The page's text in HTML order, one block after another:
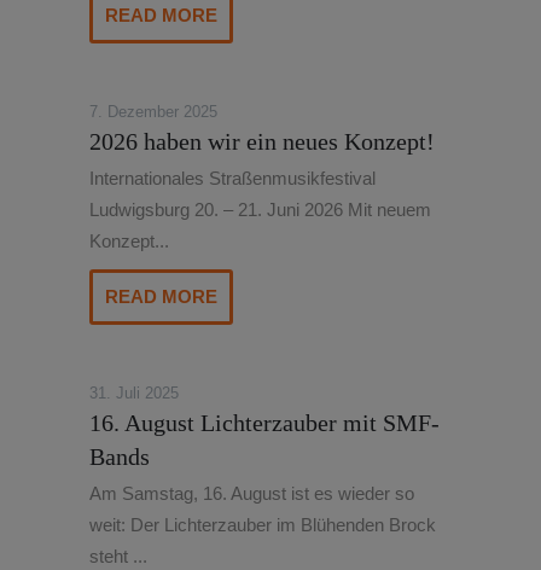
READ MORE
7. Dezember 2025
2026 haben wir ein neues Konzept!
Internationales Straßenmusikfestival
Ludwigsburg 20. – 21. Juni 2026 Mit neuem
Konzept...
READ MORE
31. Juli 2025
16. August Lichterzauber mit SMF-
Bands
Am Samstag, 16. August ist es wieder so
weit: Der Lichterzauber im Blühenden Brock
steht ...